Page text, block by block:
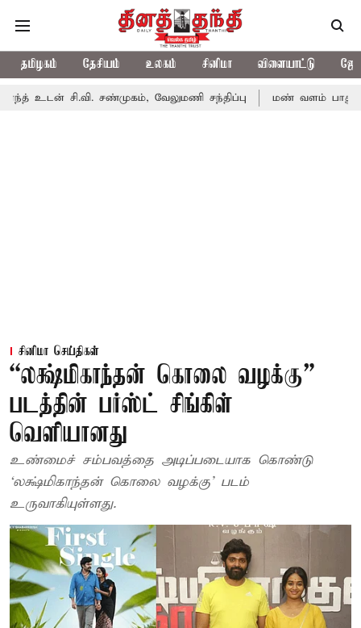
தமிழகம் தேசியம் உலகம் சினிமா விளையாட்டு
சண்முகம், வேலுமணி சந்திப்பு மண் வளம் பாதுகாக்க
சினிமா செய்திகள்
“லக்ஷ்மிகாந்தன் கொலை வழக்கு”
படத்தின் பர்ஸ்ட் சிங்கிள்
வெளியானது
உண்மைச் சம்பவத்தை அடிப்படையாக கொண்டு
‘லக்ஷ்மிகாந்தன் கொலை வழக்கு’ படம்
உருவாகியுள்ளது.